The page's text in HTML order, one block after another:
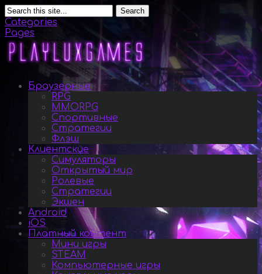
Search
Categories
Pages
Браузерные
RPG
MMORPG
Спортивные
Стратегии
Флэш
Клиентские
Симуляторы
Открытый мир
Ролевые
Стратегии
Экшен
Android
iOS
Платный контент
Мини игры
STEAM
Компьютерные игры